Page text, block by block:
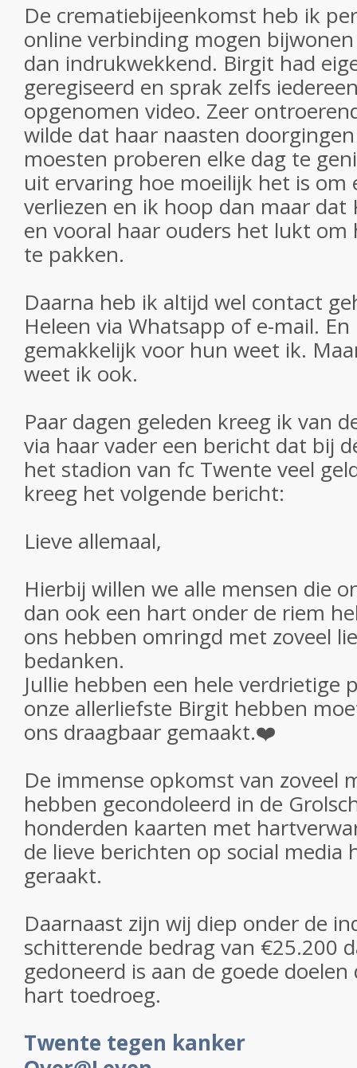
De crematiebijeenkomst heb ik
online verbinding mogen
dan indrukwekkend. Birgit had
geregiseerd en sprak zelfs
opgenomen video. Zeer
wilde dat haar naasten
moesten proberen elke dag te
uit ervaring hoe moeilijk het is om
verliezen en ik hoop dan maar dat
en vooral haar ouders het lukt om
te pakken.
Daarna heb ik altijd wel contact
Heleen via Whatsapp of e-mail.
gemakkelijk voor hun weet ik.
weet ik ook.
Paar dagen geleden kreeg ik van
via haar vader een bericht dat bij
het stadion van fc Twente veel
kreeg het volgende bericht:
Lieve allemaal,
Hierbij willen we alle mensen die
dan ook een hart onder de riem
ons hebben omringd met zoveel
bedanken.
Jullie hebben een hele verdrietige
onze allerliefste Birgit hebben
ons draagbaar gemaakt.❤️
De immense opkomst van zoveel
hebben gecondoleerd in de
honderden kaarten met
de lieve berichten op social media
geraakt.
Daarnaast zijn wij diep onder de
schitterende bedrag van €25.200
gedoneerd is aan de goede doelen
hart toedroeg.
Twente tegen kanker